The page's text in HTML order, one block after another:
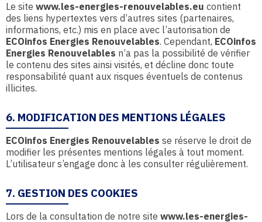
Le site www.les-energies-renouvelables.eu contient
des liens hypertextes vers d’autres sites (partenaires,
informations, etc.) mis en place avec l’autorisation de
ECOinfos Energies Renouvelables. Cependant, ECOinfos
Energies Renouvelables n’a pas la possibilité de vérifier
le contenu des sites ainsi visités, et décline donc toute
responsabilité quant aux risques éventuels de contenus
illicites.
6. MODIFICATION DES MENTIONS LÉGALES
ECOinfos Energies Renouvelables se réserve le droit de
modifier les présentes mentions légales à tout moment.
L’utilisateur s’engage donc à les consulter régulièrement.
7. GESTION DES COOKIES
Lors de la consultation de notre site www.les-energies-